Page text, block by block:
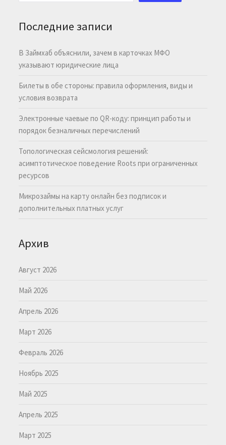
Последние записи
В Займхаб объяснили, зачем в карточках МФО
указывают юридические лица
Билеты в обе стороны: правила оформления, виды и
условия возврата
Электронные чаевые по QR-коду: принцип работы и
порядок безналичных перечислений
Топологическая сейсмология решений:
асимптотическое поведение Roots при ограниченных
ресурсов
Микрозаймы на карту онлайн без подписок и
дополнительных платных услуг
Архив
Август 2026
Май 2026
Апрель 2026
Март 2026
Февраль 2026
Ноябрь 2025
Май 2025
Апрель 2025
Март 2025